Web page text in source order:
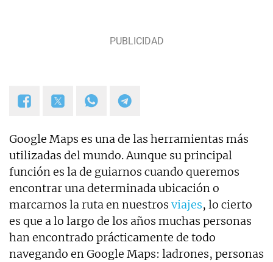
Google Maps es una de las herramientas más
utilizadas del mundo. Aunque su principal
función es la de guiarnos cuando queremos
encontrar una determinada ubicación o
marcarnos la ruta en nuestros viajes, lo cierto
es que a lo largo de los años muchas personas
han encontrado prácticamente de todo
navegando en Google Maps: ladrones, personas